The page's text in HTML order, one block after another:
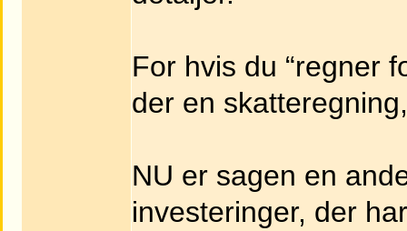
For hvis du “regner
der en
NU er sagen en
investeringer, der